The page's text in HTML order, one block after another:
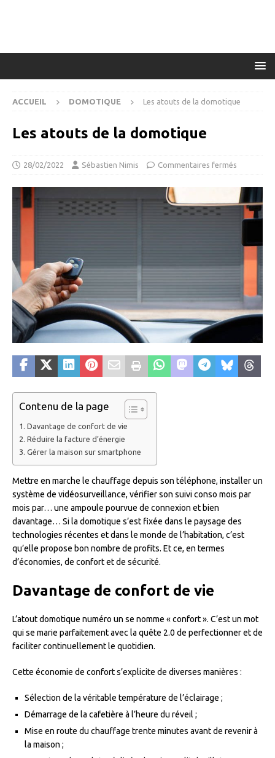
ACCUEIL DOMOTIQUE Les atouts de la domotique
Les atouts de la domotique
28/02/2022 Sébastien Nimis Commentaires fermés
Contenu de la page
Davantage de confort de vie
Réduire la facture d’énergie
Gérer la maison sur smartphone
Mettre en marche le chauffage depuis son téléphone, installer un
système de vidéosurveillance, vérifier son suivi conso mois par
mois par… une ampoule pourvue de connexion et bien
davantage… Si la domotique s’est fixée dans le paysage des
technologies récentes et dans le monde de l’habitation, c’est
qu’elle propose bon nombre de profits. Et ce, en termes
d’économies, de confort et de sécurité.
Davantage de confort de vie
L’atout domotique numéro un se nomme « confort ». C’est un mot
qui se marie parfaitement avec la quête 2.0 de perfectionner et de
faciliter continuellement le quotidien.
Cette économie de confort s’explicite de diverses manières :
Sélection de la véritable température de l’éclairage ;
Démarrage de la cafetière à l’heure du réveil ;
Mise en route du chauffage trente minutes avant de revenir à
la maison ;